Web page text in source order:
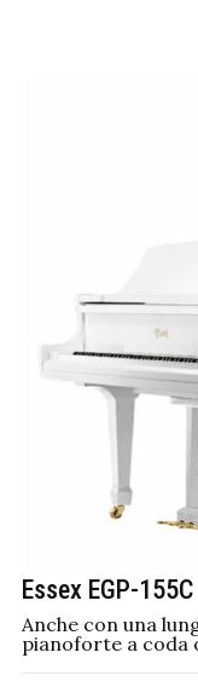
Essex EGP-155C
Anche con una
pianoforte a